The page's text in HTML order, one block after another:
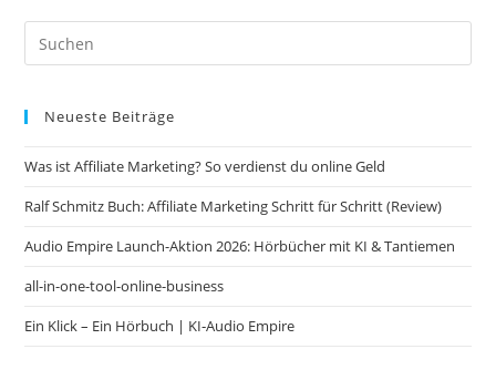
Neueste Beiträge
Was ist Affiliate Marketing? So verdienst du online Geld
Ralf Schmitz Buch: Affiliate Marketing Schritt für Schritt (Review)
Audio Empire Launch-Aktion 2026: Hörbücher mit KI & Tantiemen
all-in-one-tool-online-business
Ein Klick – Ein Hörbuch | KI‑Audio Empire